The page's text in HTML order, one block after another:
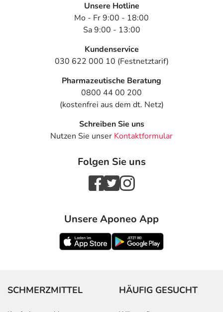
Unsere Hotline
Mo - Fr 9:00 - 18:00
Sa 9:00 - 13:00
Kundenservice
030 622 000 10 (Festnetztarif)
Pharmazeutische Beratung
0800 44 00 200
(kostenfrei aus dem dt. Netz)
Schreiben Sie uns
Nutzen Sie unser Kontaktformular
Folgen Sie uns
Unsere Aponeo App
SCHMERZMITTEL HÄUFIG GESUCHT